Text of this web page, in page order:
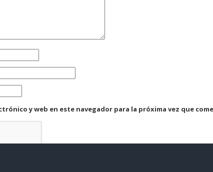
y web en este navegador para la próxima vez que